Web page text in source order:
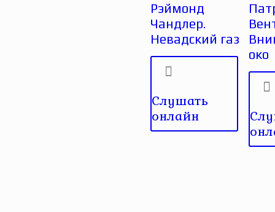
Рэймонд
Чандлер.
Невадский газ
Слушать
онлайн
око